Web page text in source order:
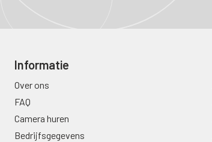
Informatie
Over ons
FAQ
Camera huren
Bedrijfsgegevens